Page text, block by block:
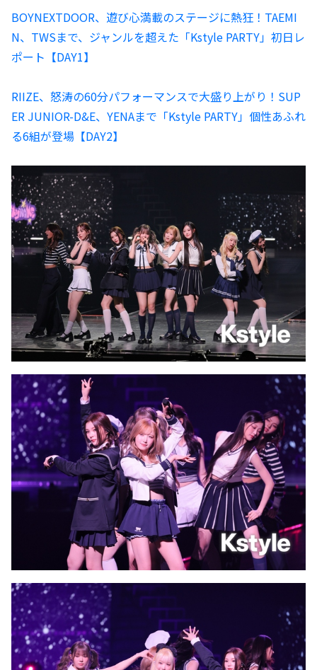
BOYNEXTDOOR、遊び心満載のステージに熱狂！TAEMI
N、TWSまで、ジャンルを超えた「Kstyle PARTY」初日レ
ポート【DAY1】
RIIZE、怒涛の60分パフォーマンスで大盛り上がり！SUP
ER JUNIOR-D&E、YENAまで「Kstyle PARTY」個性あふれ
る6組が登場【DAY2】